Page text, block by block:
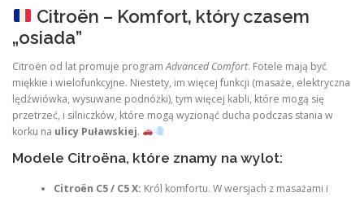
Citroën – Komfort, który czasem
„osiada”
Citroën od lat promuje programAdvanced Comfort. Fotele mają być
miękkie i wielofunkcyjne. Niestety, im więcej funkcji (masaże, elektryczna
lędźwiówka, wysuwane podnóżki), tym więcej kabli, które mogą się
przetrzeć, i silniczków, które mogą wyzionąć ducha podczas stania w
korku na ulicy Puławskiej.
Modele Citroëna, które znamy na wylot:
Citroën C5 / C5 X: Król komfortu. W wersjach z masażami i